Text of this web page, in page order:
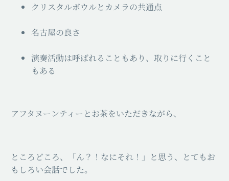
クリスタルボウルとカメラの共通点
名古屋の良さ
演奏活動は呼ばれることもあり、取りに行くこと
もある
アフタヌーンティーとお茶をいただきながら、
ところどころ、「ん？！なにそれ！」と思う、とてもお
もしろい会話でした。